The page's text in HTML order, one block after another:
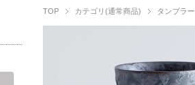
TOP カテゴリ(通常商品) タンブラー